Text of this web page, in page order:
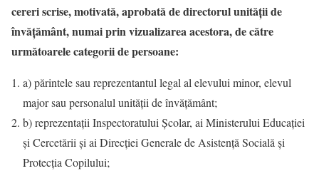
cereri scrise, motivată, aprobată de directorul unităţii de
învăţământ, numai prin vizualizarea acestora, de către
următoarele categorii de persoane:
a) părintele sau reprezentantul legal al elevului minor, elevul
major sau personalul unităţii de învăţământ;
b) reprezentaţii Inspectoratului Şcolar, ai Ministerului Educaţiei
şi Cercetării şi ai Direcţiei Generale de Asistenţă Socială şi
Protecţia Copilului;